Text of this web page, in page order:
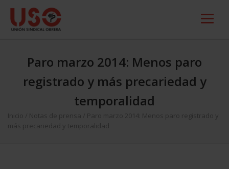
Paro marzo 2014: Menos paro
registrado y más precariedad y
temporalidad
Inicio Notas de prensa
Paro marzo 2014: Menos paro registrado y
más precariedad y temporalidad